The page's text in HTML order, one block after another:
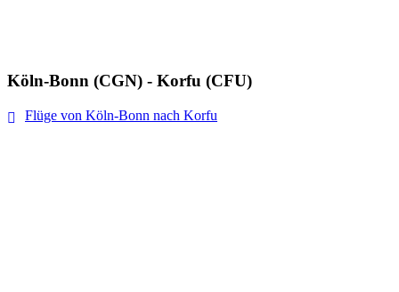
Köln-Bonn (CGN) - Korfu (CFU)
Flüge von Köln-Bonn nach Korfu